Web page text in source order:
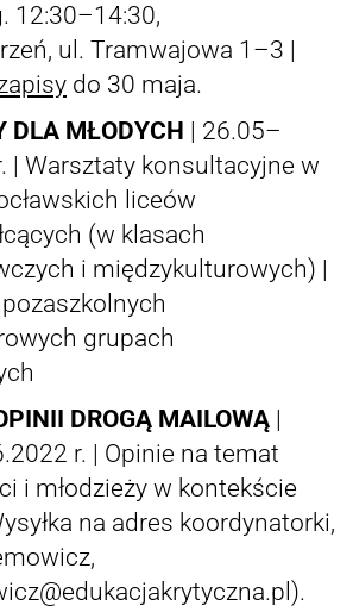
12:30–14:30,
ul. Tramwajowa 1–3 |
do 30 maja.
DLA MŁODYCH | 26.05–
| Warsztaty konsultacyjne w
liceów
(w klasach
i międzykulturowych) |
grupach
DROGĄ MAILOWĄ |
r. | Opinie na temat
i młodzieży w kontekście
na adres koordynatorki,